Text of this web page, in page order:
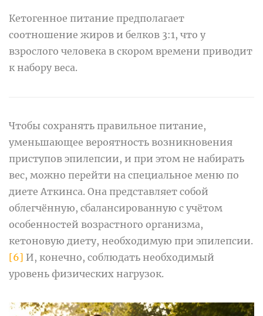
Кетогенное питание предполагает
соотношение жиров и белков 3:1, что у
взрослого человека в скором времени приводит
к набору веса.
Чтобы сохранять правильное питание,
уменьшающее вероятность возникновения
приступов эпилепсии, и при этом не набирать
вес, можно перейти на специальное меню по
диете Аткинса. Она представляет собой
облегчённую, сбалансированную с учётом
особенностей возрастного организма,
кетоновую диету, необходимую при эпилепсии.
[6] И, конечно, соблюдать необходимый
уровень физических нагрузок.